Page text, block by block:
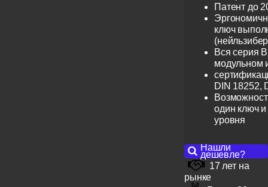
Патент до
ключ
Вся серия
модульном
DIN 18252,
один ключ и
уровня
Нашли
дешевле?
17 лет на
рынке